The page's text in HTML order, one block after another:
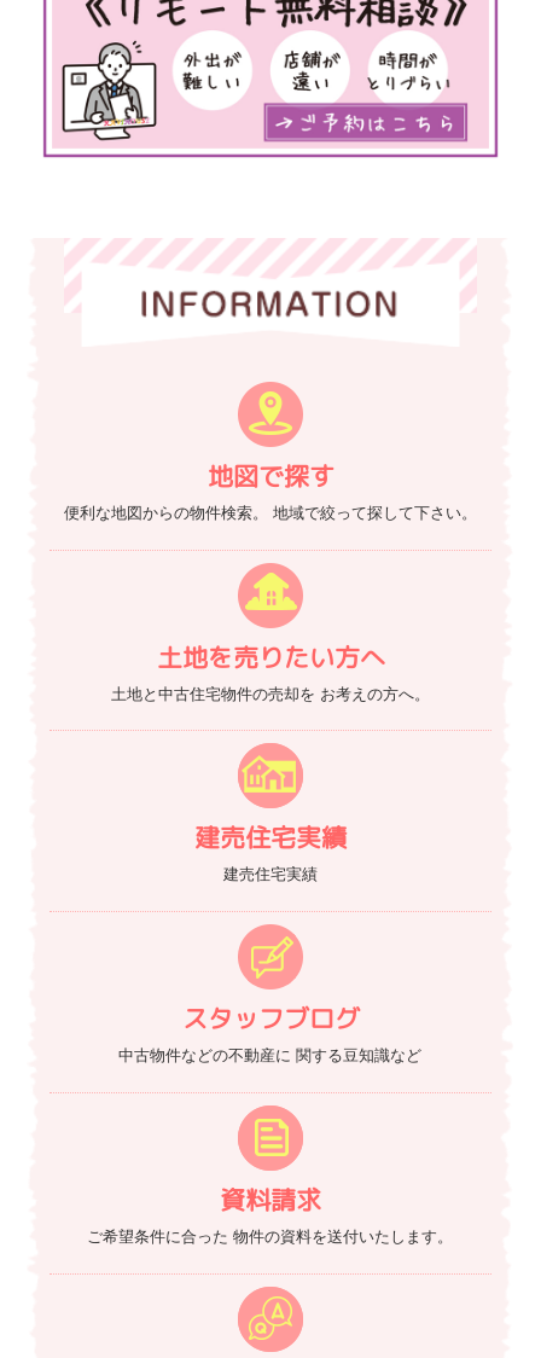
地図で探す
便利な地図からの物件検索。 地域で絞って探して下さい。
土地を売りたい方へ
土地と中古住宅物件の売却を お考えの方へ。
建売住宅実績
建売住宅実績
スタッフブログ
中古物件などの不動産に 関する豆知識など
資料請求
ご希望条件に合った 物件の資料を送付いたします。